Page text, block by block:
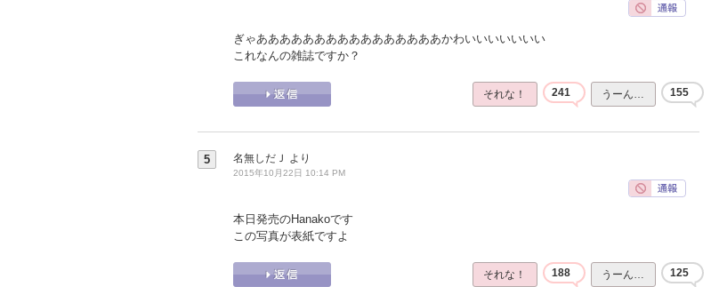
ぎゃああああああああああああああああかわいいいいいいい
これなんの雑誌ですか？
それな！ 241 うーん… 155
5 名無しだＪ より
2015年10月22日 10:14 PM
本日発売のHanakoです
この写真が表紙ですよ
それな！ 188 うーん… 125